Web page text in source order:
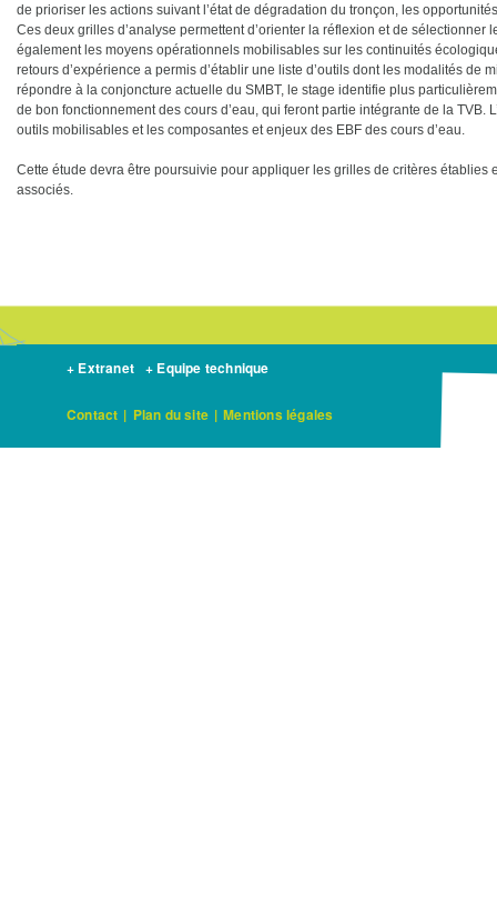
de prioriser les actions suivant l’état de dégradation du tronçon, les
Ces deux grilles d’analyse permettent d’orienter la réflexion et de
également les moyens opérationnels mobilisables sur les continuités
retours d’expérience a permis d’établir une liste d’outils dont les modalités de
répondre à la conjoncture actuelle du SMBT, le stage identifie plus
de bon fonctionnement des cours d’eau, qui feront partie intégrante de la TVB.
outils mobilisables et les composantes et enjeux des EBF des cours d’eau.
Cette étude devra être poursuivie pour appliquer les grilles de critères établies
associés.
+ Extranet + Equipe technique
Contact | Plan du site | Mentions légales